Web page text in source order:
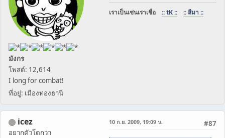
มังกร
โพสต์: 12,614
I long for combat!
ที่อยู่: เมืองทองธานี
เราเป็นเช่นเราเชื่อ :: tK :: :: สีมา ::
icez
อยากตัวโตกว่า
#87
10 ก.ย. 2009, 19:09 น.